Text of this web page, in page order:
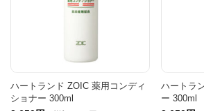
ハートランド ZOIC 薬用コンディ
ショナー 300ml
ハートラ
ー 300ml